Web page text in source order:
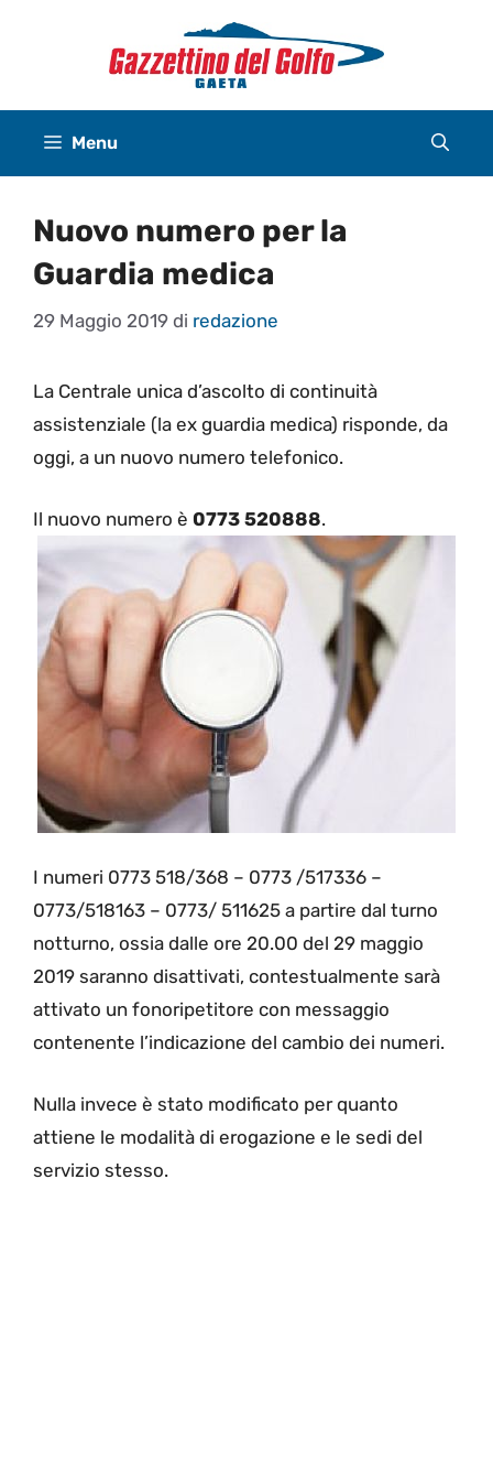
Menu
Nuovo numero per la
Guardia medica
29 Maggio 2019 di redazione
La Centrale unica d’ascolto di continuità
assistenziale (la ex guardia medica) risponde, da
oggi, a un nuovo numero telefonico.
Il nuovo numero è 0773 520888.
I numeri 0773 518/368 – 0773 /517336 –
0773/518163 – 0773/ 511625 a partire dal turno
notturno, ossia dalle ore 20.00 del 29 maggio
2019 saranno disattivati, contestualmente sarà
attivato un fonoripetitore con messaggio
contenente l’indicazione del cambio dei numeri.
Nulla invece è stato modificato per quanto
attiene le modalità di erogazione e le sedi del
servizio stesso.